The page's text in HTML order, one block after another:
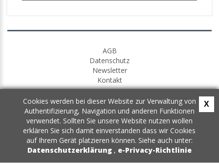
AGB
Datenschutz
Newsletter
Kontakt
Cookies werden bei dieser Website zur Verwaltung von
Authentifizierung, Navigation und anderen Funktionen
verwendet. Sollten Sie unsere Website nutzen wollen
erklären Sie sich damit einverstanden dass wir Cookies
auf Ihrem Gerät platzieren können. Siehe auch unter:
Datenschutzerklärung , e-Privacy-Richtlinie
X